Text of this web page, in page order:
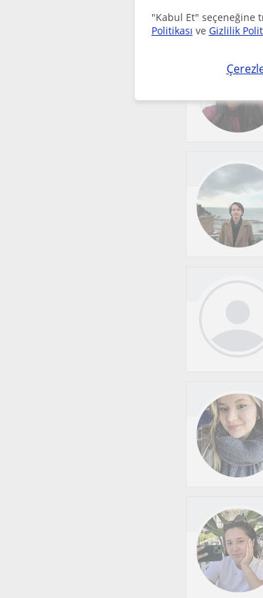
"Kabul Et" seçeneğine
Politikası ve Gizlilik